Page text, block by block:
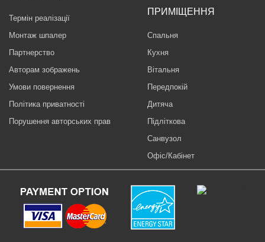
Термін реалізації
Монтаж шпалер
Партнерство
Авторам зображень
Умови повернення
Політика приватності
Порушення авторських прав
ПРИМІЩЕННЯ
Спальня
Кухня
Вітальня
Передпокій
Дитяча
Підліткова
Санвузол
Офіс/Кабінет